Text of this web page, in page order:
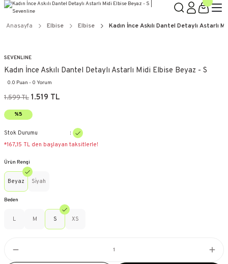
Anasayfa Elbise Elbise Kadın İnce Askılı Dantel Detaylı Astarlı
SEVENLINE
Kadın İnce Askılı Dantel Detaylı Astarlı Midi Elbise Beyaz - S
0.0 Puan - 0 Yorum
1.599 TL 1.519 TL
%5
Stok Durumu
*167,15 TL den başlayan taksitlerle!
Ürün Rengi
Beyaz Si̇yah
Beden
L M S XS